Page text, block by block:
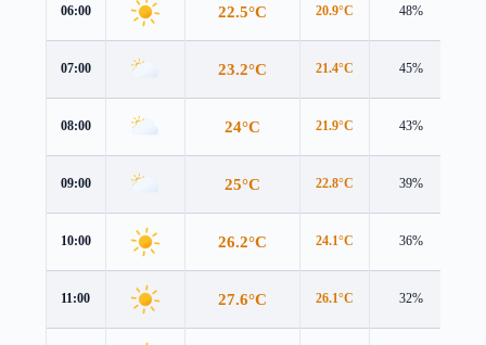
06:00 22.5°C 20.9°C 48%
07:00 23.2°C 21.4°C 45%
08:00 24°C 21.9°C 43%
09:00 25°C 22.8°C 39%
10:00 26.2°C 24.1°C 36%
11:00 27.6°C 26.1°C 32%